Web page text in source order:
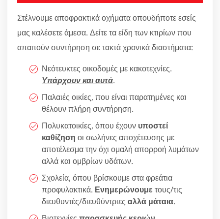
Στέλνουμε αποφρακτικά οχήματα οπουδήποτε εσείς
μας καλέσετε άμεσα. Δείτε τα είδη των κτιρίων που
απαιτούν συντήρηση σε τακτά χρονικά διαστήματα:
Νεότευκτες οικοδομές με κακοτεχνίες.
Υπάρχουν και αυτά.
Παλαιές οικίες, που είναι παρατημένες και
θέλουν πλήρη συντήρηση.
Πολυκατοικίες, όπου έχουν υποστεί
καθίζηση οι σωλήνες αποχέτευσης με
αποτέλεσμα την όχι ομαλή απορροή λυμάτων
αλλά και ομβρίων υδάτων.
Σχολεία, όπου βρίσκουμε στα φρεάτια
προφυλακτικά. Ενημερώνουμε τους/τις
διευθυντές/διευθύντριες αλλά μάταια.